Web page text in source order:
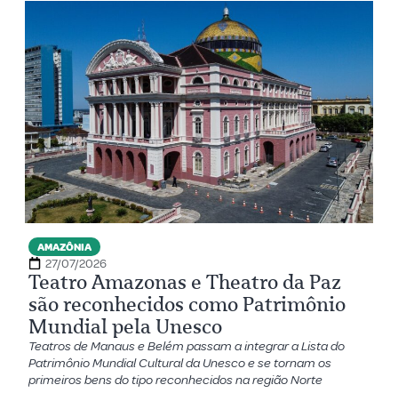
AMAZÔNIA
27/07/2026
Teatro Amazonas e Theatro da Paz
são reconhecidos como Patrimônio
Mundial pela Unesco
Teatros de Manaus e Belém passam a integrar a Lista do
Patrimônio Mundial Cultural da Unesco e se tornam os
primeiros bens do tipo reconhecidos na região Norte